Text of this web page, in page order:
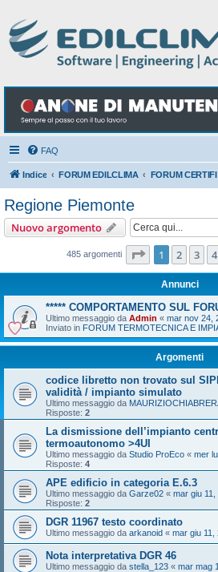
FAQ
Indice FORUM EDILCLIMA
Regione Piemonte
Nuovo argomento
485 argomenti Pagina di 10
1 2 3 4
Annunci
***** COMPORTAMENTO SUL
Ultimo messaggio da Admin « mar nov 24,
Inviato in FORUM TERMOTECNICA E
Argomenti
codice libretto non trovato sul
validità / impianto simulato
Ultimo messaggio da
Risposte: 2
La dismissione dell’impianto
termoautonomo >4UI
Ultimo messaggio da Studio ProEco « mer
Risposte: 4
APE edificio in categoria E.6.3
Ultimo messaggio da Garze02 « mar giu
Risposte: 2
DGR 11967 testo coordinato
Ultimo messaggio da arkanoid « mar giu 11,
Nota interpretativa DGR 46
Ultimo messaggio da stella_123 « mar mag